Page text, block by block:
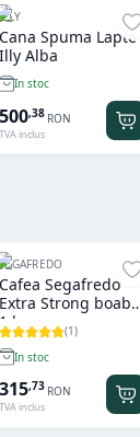
ILLY
Cana Spuma Lapte
Illy Alba
In stoc
500,38 RON
TVA inclus
SEGAFREDO
Cafea Segafredo
Extra Strong boabe
1 kg
(1)
In stoc
315,73 RON
TVA inclus